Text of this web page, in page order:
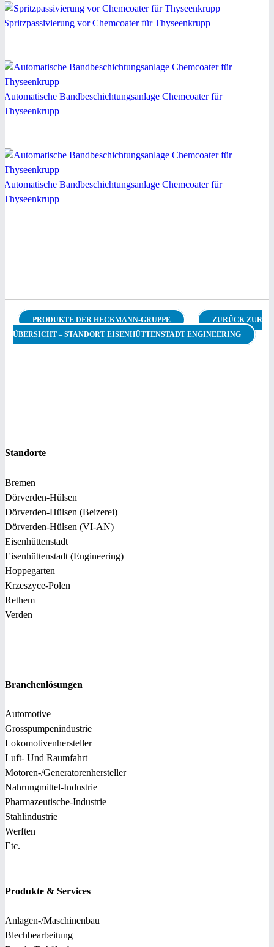
Spritzpassivierung vor Chemcoater für Thyseenkrupp
Automatische Bandbeschichtungsanlage Chemcoater für
Thyseenkrupp
Automatische Bandbeschichtungsanlage Chemcoater für
Thyseenkrupp
PRODUKTE DER HECKMANN-GRUPPE
ZURÜCK ZUR
ÜBERSICHT – STANDORT EISENHÜTTENSTADT ENGINEERING
Standorte
Bremen
Dörverden-Hülsen
Dörverden-Hülsen (Beizerei)
Dörverden-Hülsen (VI-AN)
Eisenhüttenstadt
Eisenhüttenstadt (Engineering)
Hoppegarten
Krzeszyce-Polen
Rethem
Verden
Branchenlösungen
Automotive
Grosspumpenindustrie
Lokomotivenhersteller
Luft- Und Raumfahrt
Motoren-/Generatorenhersteller
Nahrungmittel-Industrie
Pharmazeutische-Industrie
Stahlindustrie
Werften
Etc.
Produkte & Services
Anlagen-/Maschinenbau
Blechbearbeitung